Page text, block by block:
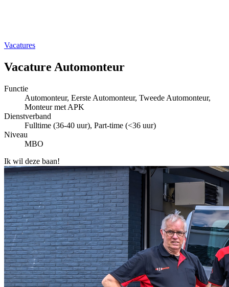
Vacatures
Vacature Automonteur
Functie
Automonteur, Eerste Automonteur, Tweede Automonteur,
Monteur met APK
Dienstverband
Fulltime (36-40 uur), Part-time (<36 uur)
Niveau
MBO
Ik wil deze baan!